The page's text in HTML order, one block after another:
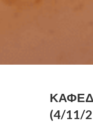
(4/11/